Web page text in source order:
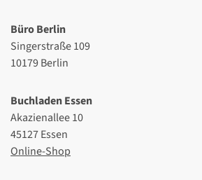
Büro Berlin
Singerstraße 109
10179 Berlin
Buchladen Essen
Akazienallee 10
45127 Essen
Online-Shop